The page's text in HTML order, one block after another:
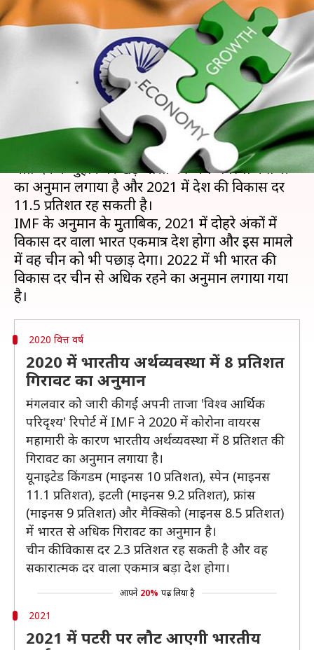
IMF का अनुमान, 2021 में 11.5
प्रतिशत रह सकती है भारत की
विकास दर
Jan 27, 2021 09:59 am
अंतरराष्ट्रीय मुद्रा कोष (IMF) ने कोरोना वायरस महामारी को
मात देने के मुहाने पर खड़े भारत की अर्थव्यवस्था में तेजी
का अनुमान लगाया है और 2021 में देश की विकास दर
11.5 प्रतिशत रह सकती है।
IMF के अनुमान के मुताबिक, 2021 में दोहरे अंकों में
विकास दर वाला भारत एकमात्र देश होगा और इस मामले
में वह चीन को भी पछाड़ देगा। 2022 में भी भारत की
विकास दर चीन से अधिक रहने का अनुमान लगाया गया
2020 वित्त वर्ष
2020 में भारतीय अर्थव्यवस्था में 8 प्रतिशत
गिरावट का अनुमान
मंगलवार को जारी की गई अपनी ताजा 'विश्व आर्थिक
परिदृश्य' रिपोर्ट में IMF ने 2020 में कोरोना वायरस
महामारी के कारण भारतीय अर्थव्यवस्था में 8 प्रतिशत की
गिरावट का अनुमान लगाया है।
यूनाइटेड किंगडम (माइनस 10 प्रतिशत), स्पेन (माइनस
11.1 प्रतिशत), इटली (माइनस 9.2 प्रतिशत), फ्रांस
(माइनस 9 प्रतिशत) और मैक्सिको (माइनस 8.5 प्रतिशत)
में भारत से अधिक गिरावट का अनुमान है।
चीन की विकास दर 2.3 प्रतिशत रह सकती है और वह
सकारात्मक दर वाला एकमात्र बड़ा देश होगा।
आपने 20% पढ़ लिया है
2021
2021 में पटरी पर लौट आएगी भारतीय